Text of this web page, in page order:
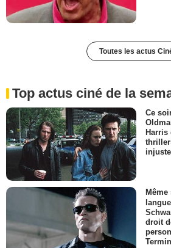
Toutes les actus
Top actus ciné de la
Ce
droit